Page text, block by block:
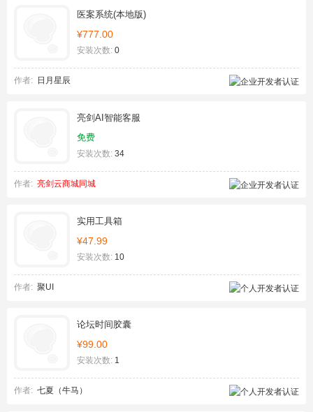
医案系统(本地版)
¥777.00
安装次数: 0
作者: 日月星辰
亮剑AI智能客服
免费
安装次数: 34
作者: 亮剑云商城同城
实用工具箱
¥47.99
安装次数: 10
作者: 聚UI
论坛时间胶囊
¥99.00
安装次数: 1
作者: 七夏（牛马）